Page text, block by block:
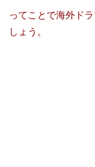
ってことで海外ド
しょう。